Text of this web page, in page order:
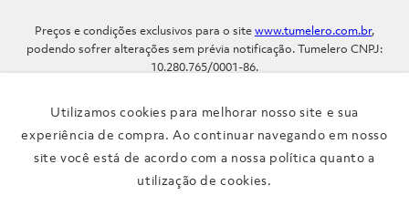
Utilizamos cookies para melhorar nosso site e sua
experiência de compra. Ao continuar navegando em nosso
site você está de acordo com a nossa política quanto a
utilização de cookies.
Preços e condições exclusivos para o sitewww.tumelero.com.br,
podendo sofrer alterações sem prévia notificação. Tumelero CNPJ:
10.280.765/0001-86.
91.110-001
Telefone: (51) 3371-9290
Verificada por